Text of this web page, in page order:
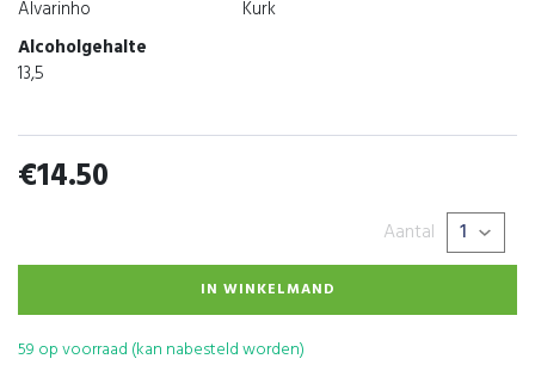
Alvarinho
Kurk
Alcoholgehalte
13,5
€14.50
59 op voorraad (kan nabesteld worden)
Aantal
IN WINKELMAND